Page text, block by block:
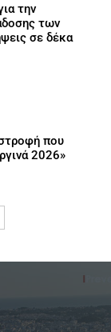
την
των
σε δέκα
που
2026»